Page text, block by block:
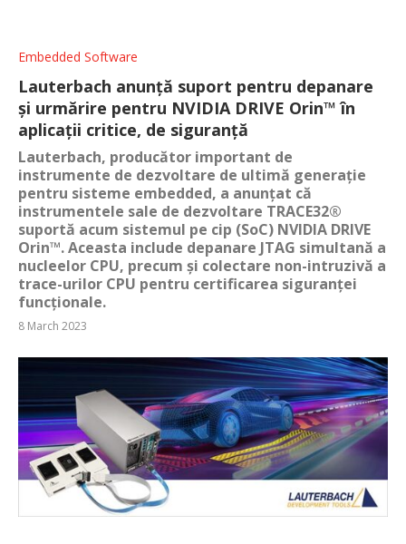
Embedded Software
Lauterbach anunță suport pentru depanare
și urmărire pentru NVIDIA DRIVE Orin™ în
aplicații critice, de siguranță
Lauterbach, producător important de
instrumente de dezvoltare de ultimă generație
pentru sisteme embedded, a anunțat că
instrumentele sale de dezvoltare TRACE32®
suportă acum sistemul pe cip (SoC) NVIDIA DRIVE
Orin™. Aceasta include depanare JTAG simultană a
nucleelor CPU, precum și colectare non-intruzivă a
trace-urilor CPU pentru certificarea siguranței
funcționale.
8 March 2023